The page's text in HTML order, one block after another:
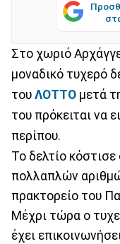
Στο χωριό
μοναδικό τυχερό
του ΛΟΤΤΟ μετά
του πρόκειται να
περίπου.
Το δελτίο κόστισε
πολλαπλών
πρακτορείο του
Μέχρι τώρα ο
έχει